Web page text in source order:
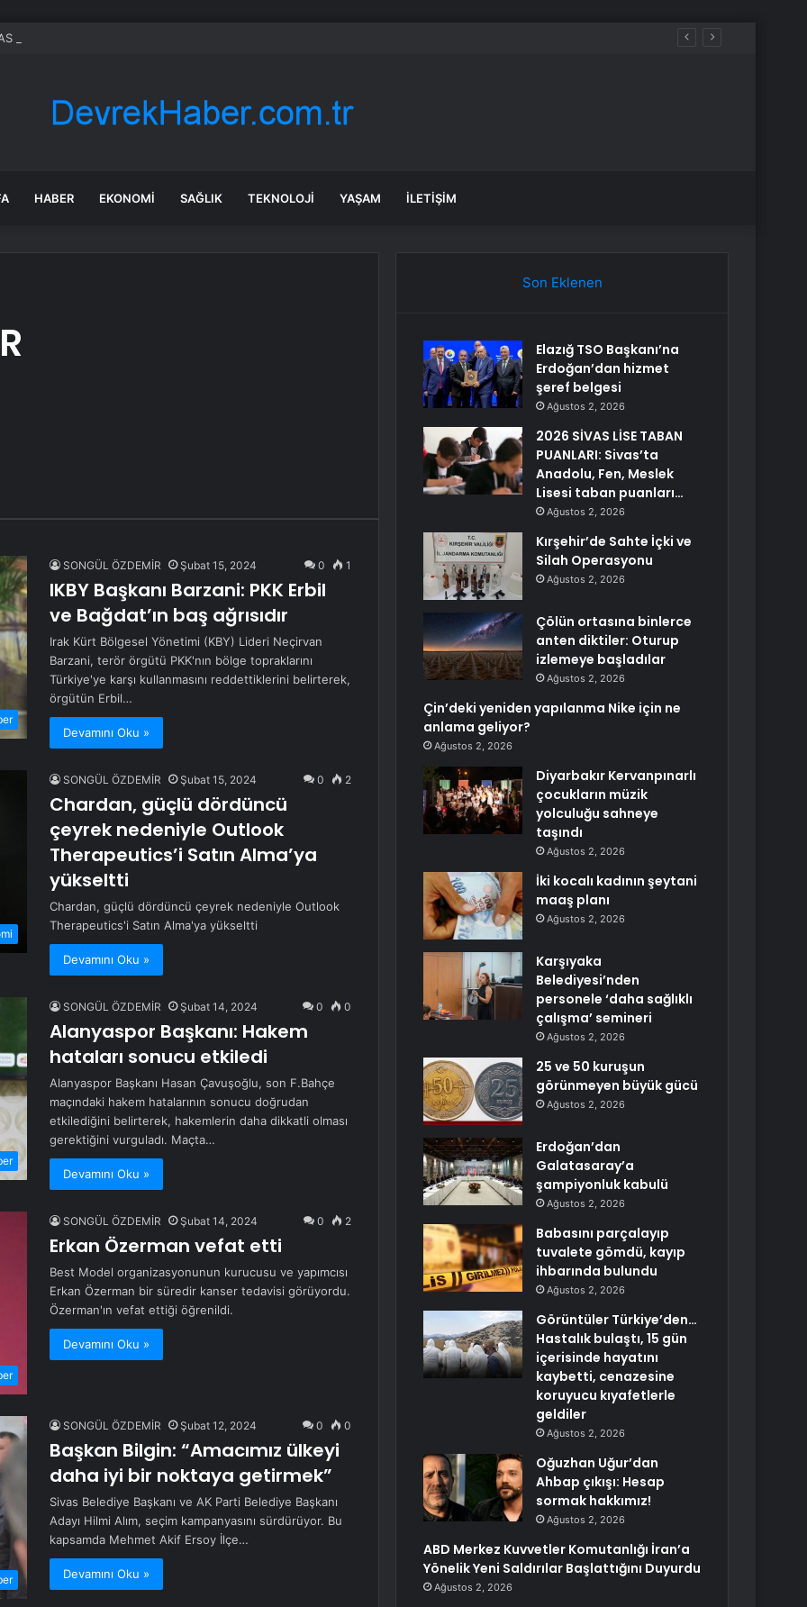
LİSE TABAN PUANLARI: Sivas’ta Anadolu, Fen, Meslek Lisesi taban puanları…
HABER EKONOMI SAĞLIK TEKNOLOJI YAŞAM İLETIŞIM
SONGÜL ÖZDEMİR Şubat 15, 2024 0 1
IKBY Başkanı Barzani: PKK Erbil
ve Bağdat’ın baş ağrısıdır
Irak Kürt Bölgesel Yönetimi (KBY) Lideri Neçirvan
Barzani, terör örgütü PKK'nın bölge topraklarını
Türkiye'ye karşı kullanmasını reddettiklerini belirterek,
örgütün Erbil…
Devamını Oku »
SONGÜL ÖZDEMİR Şubat 15, 2024 0 2
Chardan, güçlü dördüncü
çeyrek nedeniyle Outlook
Therapeutics’i Satın Alma’ya
yükseltti
Chardan, güçlü dördüncü çeyrek nedeniyle Outlook
Therapeutics'i Satın Alma'ya yükseltti
Devamını Oku »
SONGÜL ÖZDEMİR Şubat 14, 2024 0 0
Alanyaspor Başkanı: Hakem
hataları sonucu etkiledi
Alanyaspor Başkanı Hasan Çavuşoğlu, son F.Bahçe
maçındaki hakem hatalarının sonucu doğrudan
etkilediğini belirterek, hakemlerin daha dikkatli olması
gerektiğini vurguladı. Maçta…
Devamını Oku »
SONGÜL ÖZDEMİR Şubat 14, 2024 0 2
Erkan Özerman vefat etti
Best Model organizasyonunun kurucusu ve yapımcısı
Erkan Özerman bir süredir kanser tedavisi görüyordu.
Özerman'ın vefat ettiği öğrenildi.
Devamını Oku »
SONGÜL ÖZDEMİR Şubat 12, 2024 0 0
Başkan Bilgin: “Amacımız ülkeyi
daha iyi bir noktaya getirmek”
Sivas Belediye Başkanı ve AK Parti Belediye Başkanı
Adayı Hilmi Alım, seçim kampanyasını sürdürüyor. Bu
kapsamda Mehmet Akif Ersoy İlçe…
Devamını Oku »
Son Eklenen
Elazığ TSO Başkanı’na
Erdoğan’dan hizmet
şeref belgesi
Ağustos 2, 2026
2026 SİVAS LİSE TABAN
PUANLARI: Sivas’ta
Anadolu, Fen, Meslek
Lisesi taban puanları…
Ağustos 2, 2026
Kırşehir’de Sahte İçki ve
Silah Operasyonu
Ağustos 2, 2026
Çölün ortasına binlerce
anten diktiler: Oturup
izlemeye başladılar
Ağustos 2, 2026
Çin’deki yeniden yapılanma Nike için ne
anlama geliyor?
Ağustos 2, 2026
Diyarbakır Kervanpınarlı
çocukların müzik
yolculuğu sahneye
taşındı
Ağustos 2, 2026
İki kocalı kadının şeytani
maaş planı
Ağustos 2, 2026
Karşıyaka
Belediyesi’nden
personele ‘daha sağlıklı
çalışma’ semineri
Ağustos 2, 2026
25 ve 50 kuruşun
görünmeyen büyük gücü
Ağustos 2, 2026
Erdoğan’dan
Galatasaray’a
şampiyonluk kabulü
Ağustos 2, 2026
Babasını parçalayıp
tuvalete gömdü, kayıp
ihbarında bulundu
Ağustos 2, 2026
Görüntüler Türkiye’den…
Hastalık bulaştı, 15 gün
içerisinde hayatını
kaybetti, cenazesine
koruyucu kıyafetlerle
geldiler
Ağustos 2, 2026
Oğuzhan Uğur’dan
Ahbap çıkışı: Hesap
sormak hakkımız!
Ağustos 2, 2026
ABD Merkez Kuvvetler Komutanlığı İran’a
Yönelik Yeni Saldırılar Başlattığını Duyurdu
Ağustos 2, 2026